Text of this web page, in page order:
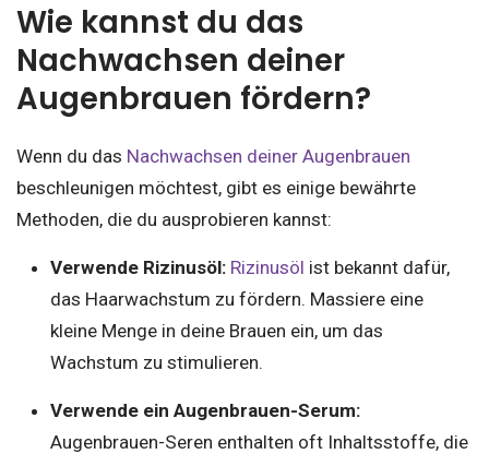
Wie kannst du das
Nachwachsen deiner
Augenbrauen fördern?
Wenn du das Nachwachsen deiner Augenbrauen
beschleunigen möchtest, gibt es einige bewährte
Methoden, die du ausprobieren kannst:
Verwende Rizinusöl: Rizinusöl ist bekannt dafür,
das Haarwachstum zu fördern. Massiere eine
kleine Menge in deine Brauen ein, um das
Wachstum zu stimulieren.
Verwende ein Augenbrauen-Serum:
Augenbrauen-Seren enthalten oft Inhaltsstoffe, die